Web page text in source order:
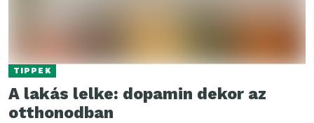
TIPPEK
A lakás lelke: dopamin dekor az
otthonodban